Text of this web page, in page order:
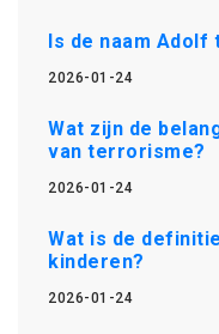
Is de naam Adolf
2026-01-24
Wat zijn de
van terrorisme?
2026-01-24
Wat is de
kinderen?
2026-01-24